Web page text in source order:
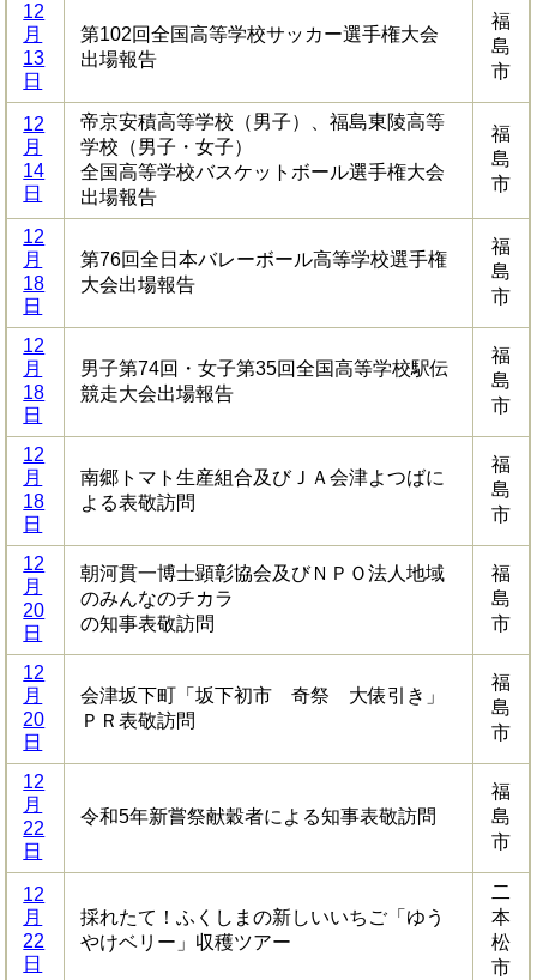
12
月
13
日
第102回全国高等学校サッカー選手権大会
出場報告
福
島
市
12
月
14
日
帝京安積高等学校（男子）、福島東陵高等
学校（男子・女子）
全国高等学校バスケットボール選手権大会
出場報告
福
島
市
12
月
18
日
第76回全日本バレーボール高等学校選手権
大会出場報告
福
島
市
12
月
18
日
男子第74回・女子第35回全国高等学校駅伝
競走大会出場報告
福
島
市
12
月
18
日
南郷トマト生産組合及びＪＡ会津よつばに
よる表敬訪問
福
島
市
12
月
20
日
朝河貫一博士顕彰協会及びＮＰＯ法人地域
のみんなのチカラ
の知事表敬訪問
福
島
市
12
月
20
日
会津坂下町「坂下初市 奇祭 大俵引き」
ＰＲ表敬訪問
福
島
市
12
月
22
日
令和5年新嘗祭献穀者による知事表敬訪問
福
島
市
12
月
22
日
採れたて！ふくしまの新しいいちご「ゆう
やけベリー」収穫ツアー
二
本
松
市